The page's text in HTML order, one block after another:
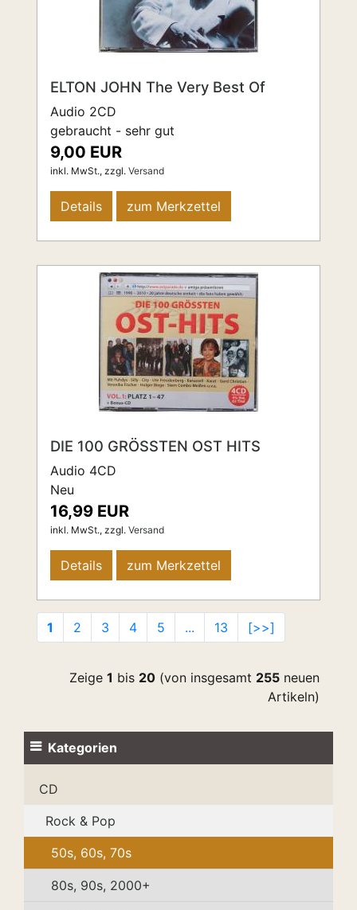
ELTON JOHN The Very Best Of
Audio 2CD
gebraucht - sehr gut
9,00 EUR
inkl. MwSt., zzgl. Versand
Details zum Merkzettel
DIE 100 GRÖSSTEN OST HITS
Audio 4CD
Neu
16,99 EUR
inkl. MwSt., zzgl. Versand
Details zum Merkzettel
1 2 3 4 5 ... 13 [>>]
Zeige 1 bis 20 (von insgesamt 255 neuen
Artikeln)
Kategorien
CD
Rock & Pop
50s, 60s, 70s
80s, 90s, 2000+